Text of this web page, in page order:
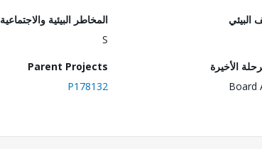
البيئي
المخاطر البيئية والاجتماعية
S
الأخيرة
Board
Parent Projects
P178132